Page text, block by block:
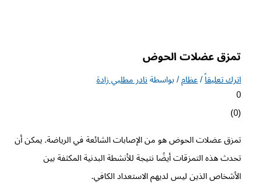
تمزق عضلات الحوض
اترك تعليقاً/عظام/ بواسطةنادر مطلبي زادة
0
)
تمزق عضلات الحوض هو من الإصابات الشائعة في الرياضة. يمكن أن
تحدث هذه التمزقات أيضًا نتيجة للأنشطة البدنية المكثفة بين
الأشخاص الذين ليس لديهم الاستعداد الكافي.